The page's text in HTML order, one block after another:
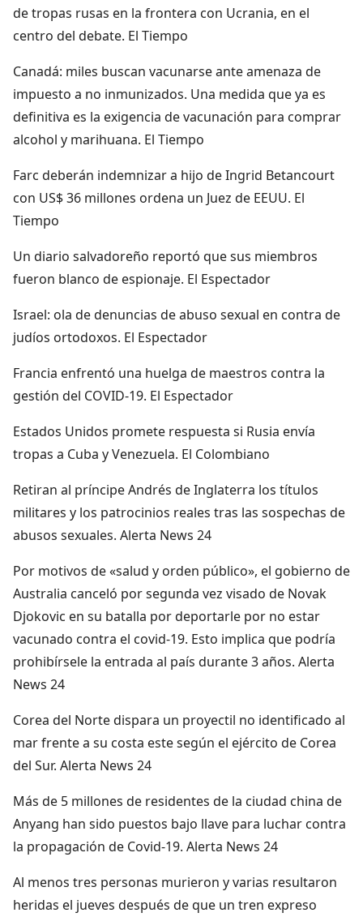
de tropas rusas en la frontera con Ucrania, en el
centro del debate. El Tiempo
Canadá: miles buscan vacunarse ante amenaza de
impuesto a no inmunizados. Una medida que ya es
definitiva es la exigencia de vacunación para comprar
alcohol y marihuana. El Tiempo
Farc deberán indemnizar a hijo de Ingrid Betancourt
con US$ 36 millones ordena un Juez de EEUU. El
Tiempo
Un diario salvadoreño reportó que sus miembros
fueron blanco de espionaje. El Espectador
Israel: ola de denuncias de abuso sexual en contra de
judíos ortodoxos. El Espectador
Francia enfrentó una huelga de maestros contra la
gestión del COVID-19. El Espectador
Estados Unidos promete respuesta si Rusia envía
tropas a Cuba y Venezuela. El Colombiano
Retiran al príncipe Andrés de Inglaterra los títulos
militares y los patrocinios reales tras las sospechas de
abusos sexuales. Alerta News 24
Por motivos de «salud y orden público», el gobierno de
Australia canceló por segunda vez visado de Novak
Djokovic en su batalla por deportarle por no estar
vacunado contra el covid-19. Esto implica que podría
prohibírsele la entrada al país durante 3 años. Alerta
News 24
Corea del Norte dispara un proyectil no identificado al
mar frente a su costa este según el ejército de Corea
del Sur. Alerta News 24
Más de 5 millones de residentes de la ciudad china de
Anyang han sido puestos bajo llave para luchar contra
la propagación de Covid-19. Alerta News 24
Al menos tres personas murieron y varias resultaron
heridas el jueves después de que un tren expreso